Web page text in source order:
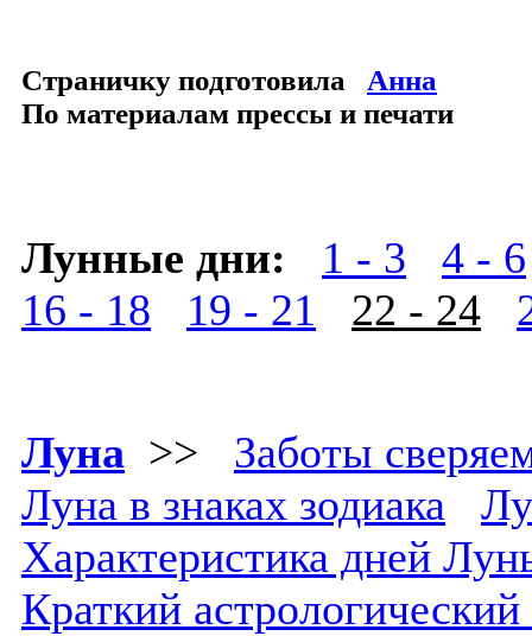
Страничку подготовила Анна
По материалам прессы и печати
Лунные дни: 1 - 3
4 - 6
16 - 18
19 - 21 22 - 24
Луна >> Заботы
Луна в знаках зодиака
Характеристика дней
Краткий астрологический